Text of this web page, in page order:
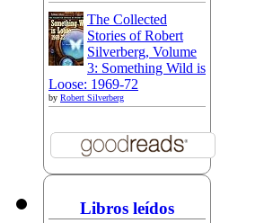
The Collected
Stories of Robert
Silverberg, Volume
3: Something Wild is
Loose: 1969-72
by Robert Silverberg
Libros leídos